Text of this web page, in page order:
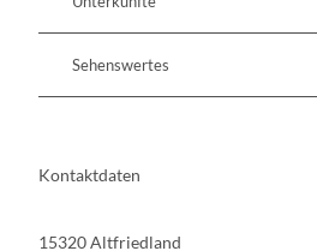
Sehenswertes
Kontaktdaten
15320Altfriedland